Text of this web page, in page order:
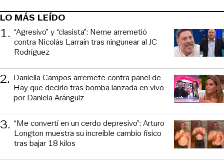
LO MÁS LEÍDO
1. “Agresivo” y “clasista”: Neme arremetió
contra Nicolás Larraín tras ningunear al JC
Rodríguez
2. Daniella Campos arremete contra panel de
Hay que decirlo tras bomba lanzada en vivo
por Daniela Aránguiz
3. “Me convertí en un cerdo depresivo”: Arturo
Longton muestra su increíble cambio físico
tras bajar 18 kilos